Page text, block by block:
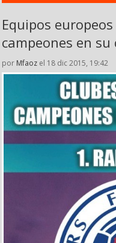
Equipos
campeones en
por Mfaoz el 18 dic 2015, 19:42